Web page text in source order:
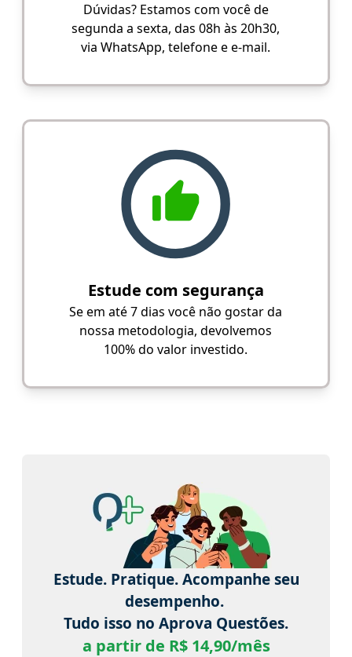
Dúvidas? Estamos com você de
segunda a sexta, das 08h às 20h30,
via WhatsApp, telefone e e-mail.
Estude com segurança
Se em até 7 dias você não gostar da
nossa metodologia, devolvemos
100% do valor investido.
Estude. Pratique. Acompanhe seu
desempenho.
Tudo isso no Aprova Questões.
a partir de R$ 14,90/mês